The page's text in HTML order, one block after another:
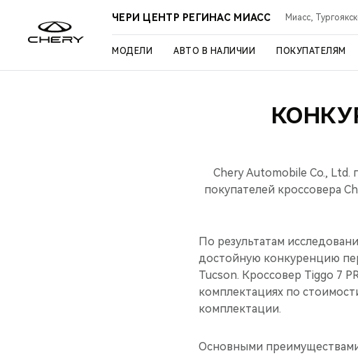
ЧЕРИ ЦЕНТР РЕГИНАС МИАСС Миасс,
МОДЕЛИ АВТО В НАЛИЧИИ ПОКУПАТЕЛЯМ
Chery Automobile Co.,
покупателей кроссовера
По результатам
достойную конкуренцию
Tucson. Кроссовер Tiggo 7
комплектациях по
комплектации.
Основными преимуществами